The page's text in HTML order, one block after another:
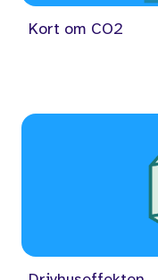
Kort om CO2